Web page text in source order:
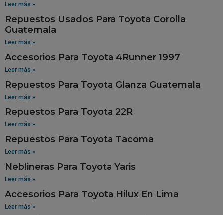
Leer más »
Repuestos Usados Para Toyota Corolla
Guatemala
Leer más »
Accesorios Para Toyota 4Runner 1997
Leer más »
Repuestos Para Toyota Glanza Guatemala
Leer más »
Repuestos Para Toyota 22R
Leer más »
Repuestos Para Toyota Tacoma
Leer más »
Neblineras Para Toyota Yaris
Leer más »
Accesorios Para Toyota Hilux En Lima
Leer más »